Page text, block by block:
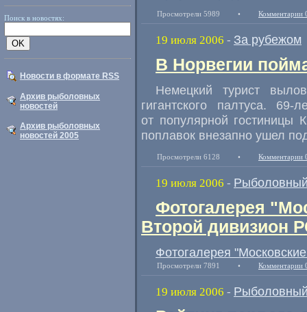
Поиск в новостях:
Новости в формате RSS
Архив рыболовных
новостей
Архив рыболовных
новостей 2005
Просмотрели 5989 • Комментарии
19 июля 2006 - За рубежом
В Норвегии
Немецкий турист
гигантского палтуса.
от популярной гостиницы
поплавок внезапно ушел
Просмотрели 6128 • Комментарии
19 июля 2006 -
Фотогалерея
Второй дивизион
Фотогалерея
Просмотрели 7891 • Комментарии
19 июля 2006 -